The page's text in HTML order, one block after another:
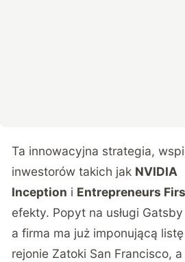
Ta innowacyjna strategia,
inwestorów takich jak NVIDIA
Inception i Entrepreneurs
efekty. Popyt na usługi
a firma ma już imponującą
rejonie Zatoki San Francisco,